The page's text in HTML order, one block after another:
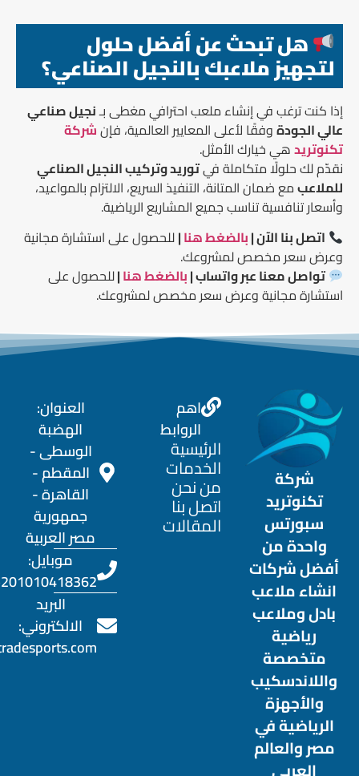
هل تبحث عن أفضل حلول
لتجهيز ملاعبك بالنجيل الصناعي؟
إذا كنت ترغب في إنشاء ملعب احترافي مغطى بـنجيل صناعي
عالي الجودةوفقًا لأعلى المعايير العالمية، فإنشركة
تكنوتريدهي خيارك الأمثل.
نقدّم لك حلولًا متكاملة في توريد وتركيب النجيل الصناعي
للملاعبمع ضمان المتانة، التنفيذ السريع، الالتزام بالمواعيد،
وأسعار تنافسية تناسب جميع المشاريع الرياضية.
اتصل بنا الآن |بالضغط هنا|للحصول على استشارة مجانية
وعرض سعر مخصص لمشروعك.
تواصل معنا عبر واتساب |بالضغط هنا|للحصول على
استشارة مجانية وعرض سعر مخصص لمشروعك.
شركة
تكنوتريد
سبورتس
واحدة من
أفضل شركات
انشاء ملاعب
بادل وملاعب
رياضية
متخصصة
واللاندسكيب
والأجهزة
الرياضية في
مصر والعالم
العربى
اهم
الروابط
الرئيسية
الخدمات
من نحن
اتصل بنا
المقالات
العنوان:
الهضبة
الوسطى -
المقطم -
القاهرة -
جمهورية
مصر العربية
موبايل:
201010418362+
البريد
الالكتروني: